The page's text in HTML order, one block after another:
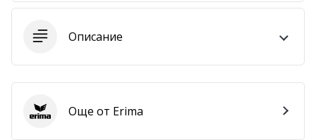
Описание
ErimaОще от Erima